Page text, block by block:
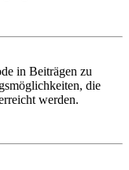
in Beiträgen zu
die
werden.